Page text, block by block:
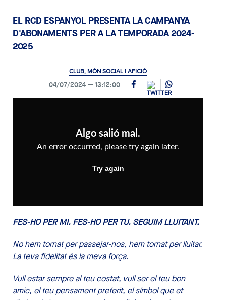
EL RCD ESPANYOL PRESENTA LA CAMPANYA
D'ABONAMENTS PER A LA TEMPORADA 2024-
2025
CLUB, MÓN SOCIAL I AFICIÓ
04/07/2024 13:12:00
FES-HO PER MI. FES-HO PER TU. SEGUIM LLUITANT.
No hem tornat per passejar-nos, hem tornat per lluitar.
La teva fidelitat és la meva força.
Vull estar sempre al teu costat, vull ser el teu bon
amic, el teu pensament preferit, el símbol que et